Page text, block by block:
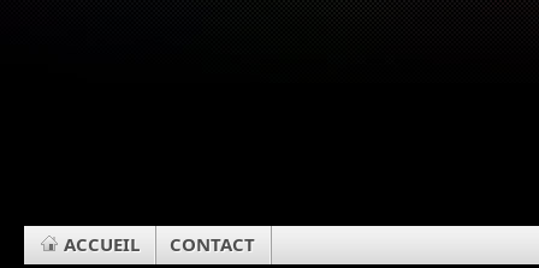
ACCUEIL CONTACT